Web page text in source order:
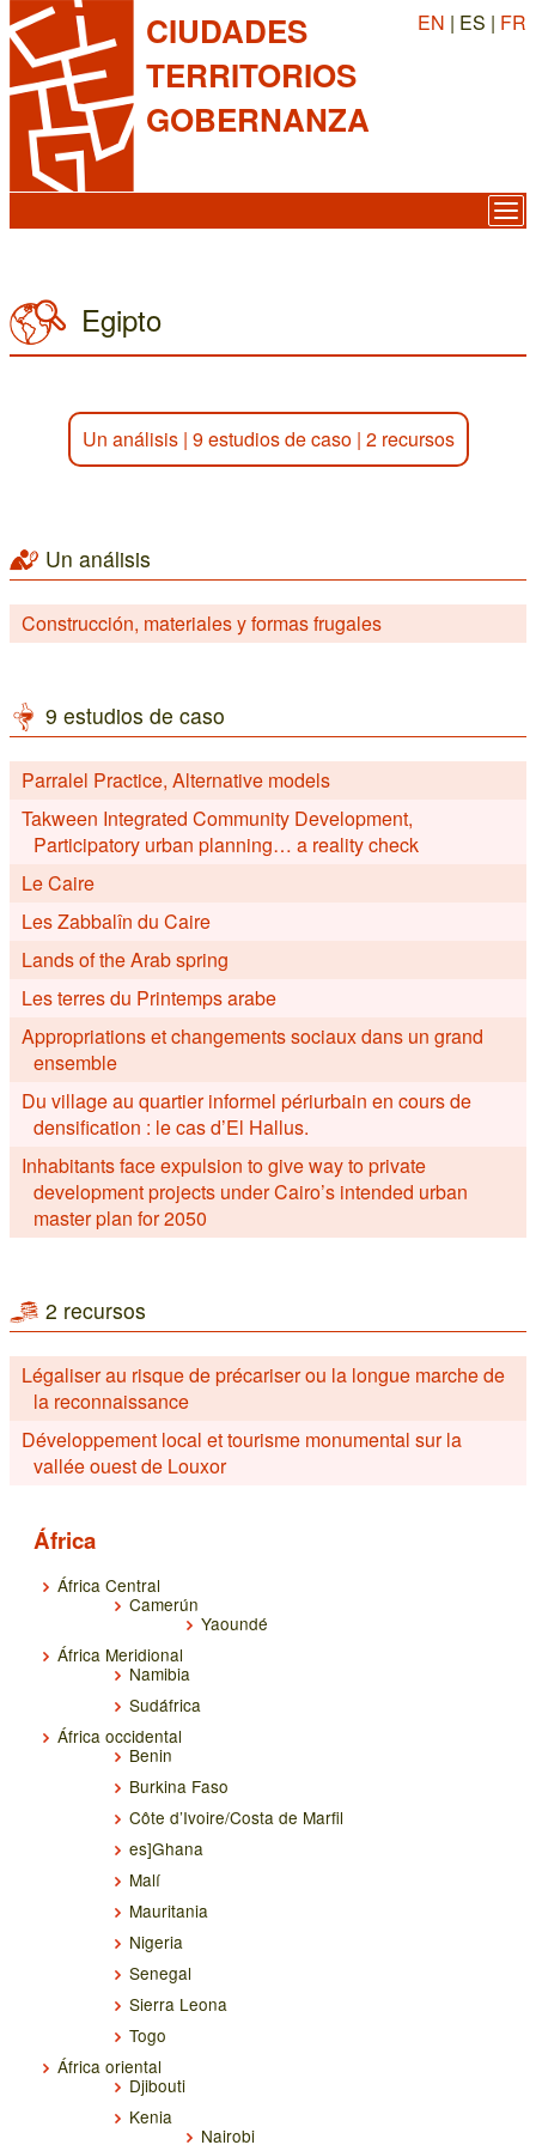
CIUDADES
TERRITORIOS
GOBERNANZA
EN | ES | FR
Egipto
Un análisis| 9 estudios de caso| 2 recursos
Un análisis
Construcción, materiales y formas frugales
9 estudios de caso
Parralel Practice, Alternative models
Takween Integrated Community Development,
Participatory urban planning… a reality check
Le Caire
Les Zabbalîn du Caire
Lands of the Arab spring
Les terres du Printemps arabe
Appropriations et changements sociaux dans un grand
ensemble
Du village au quartier informel périurbain en cours de
densification : le cas d’El Hallus.
Inhabitants face expulsion to give way to private
development projects under Cairo’s intended urban
master plan for 2050
2 recursos
Légaliser au risque de précariser ou la longue marche de
la reconnaissance
Développement local et tourisme monumental sur la
vallée ouest de Louxor
África
África Central
Camerún
Yaoundé
África Meridional
Namibia
Sudáfrica
África occidental
Benin
Burkina Faso
Côte d’Ivoire/Costa de Marfil
es]Ghana
Malí
Mauritania
Nigeria
Senegal
Sierra Leona
Togo
África oriental
Djibouti
Kenia
Nairobi